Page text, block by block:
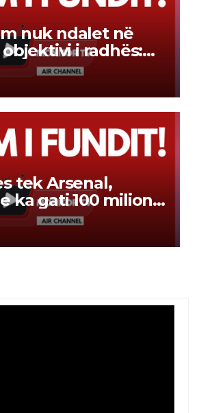
nuk ndalet në
i radhës:
milionë euro i
tek Arsenal,
ka gati 100 milionë
e Bundesligës